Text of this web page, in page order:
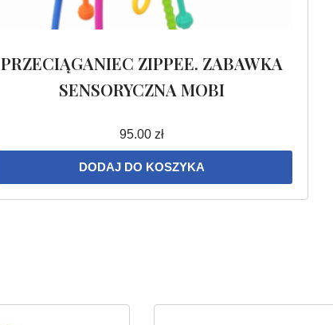
PRZECIĄGANIEC ZIPPEE. ZABAWKA
SENSORYCZNA MOBI
95.00 zł
DODAJ DO KOSZYKA